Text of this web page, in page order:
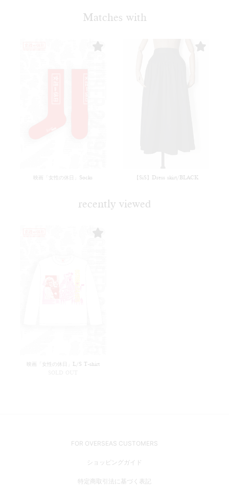
Matches with
映画「女性の休日」Socks 【SiS】Dress skirt/BLACK
recently viewed
映画「女性の休日」L/S T-shirt
FOR OVERSEAS CUSTOMERS
ショッピングガイド
特定商取引法に基づく表記